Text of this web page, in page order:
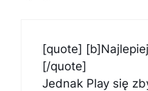
[quote]
[/quote]
Jednak Play się